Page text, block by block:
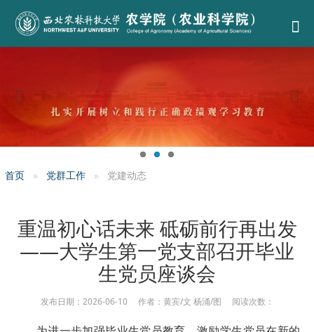
首页 党群工作 党建动态
重温初心话未来 砥砺前行再出发
——大学生第一党支部召开毕业
生党员座谈会
发布日期：2026-06-10 作者：黄宾/文 杨涌/图 阅读次数：